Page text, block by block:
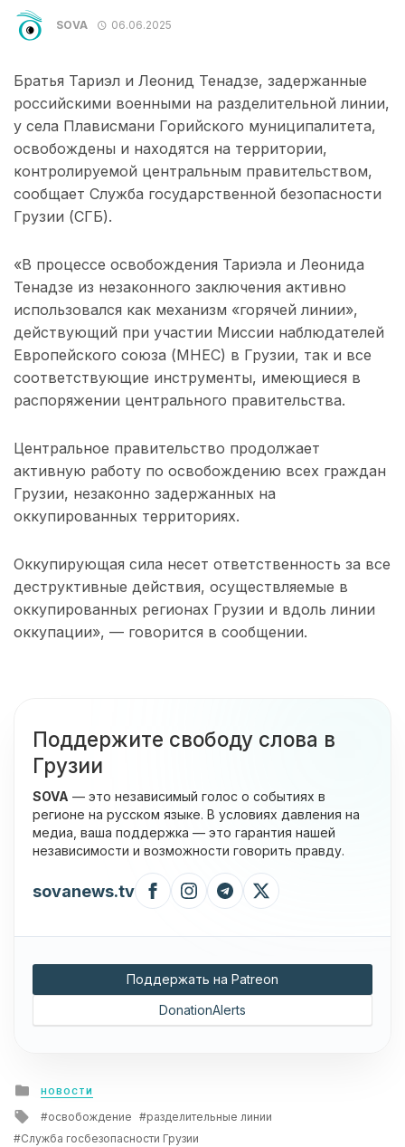
SOVA 06.06.2025
Братья Тариэл и Леонид Тенадзе, задержанные
российскими военными на разделительной линии,
у села Плависмани Горийского муниципалитета,
освобождены и находятся на территории,
контролируемой центральным правительством,
сообщает Служба государственной безопасности
Грузии (СГБ).
«В процессе освобождения Тариэла и Леонида
Тенадзе из незаконного заключения активно
использовался как механизм «горячей линии»,
действующий при участии Миссии наблюдателей
Европейского союза (МНЕС) в Грузии, так и все
соответствующие инструменты, имеющиеся в
распоряжении центрального правительства.
Центральное правительство продолжает
активную работу по освобождению всех граждан
Грузии, незаконно задержанных на
оккупированных территориях.
Оккупирующая сила несет ответственность за все
деструктивные действия, осуществляемые в
оккупированных регионах Грузии и вдоль линии
оккупации», — говорится в сообщении.
Поддержите свободу слова в
Грузии
SOVA — это независимый голос о событиях в
регионе на русском языке. В условиях давления на
медиа, ваша поддержка — это гарантия нашей
независимости и возможности говорить правду.
sovanews.tv
Поддержать на Patreon
DonationAlerts
Posted
in
НОВОСТИ
Tagged
with
освобождение
разделительные линии
Служба госбезопасности Грузии